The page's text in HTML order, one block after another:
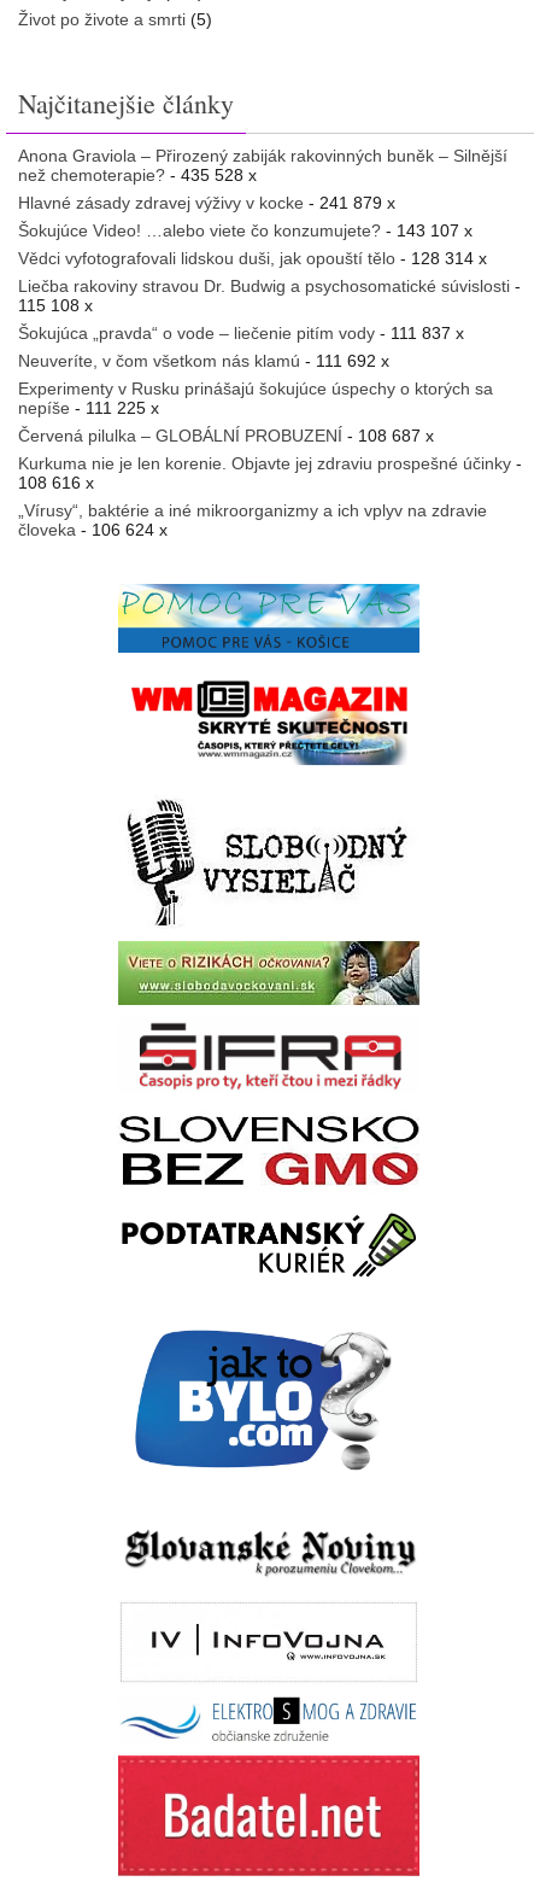
Život po živote a smrti (5)
Najčitanejšie články
Anona Graviola – Přirozený zabiják rakovinných buněk – Silnější
než chemoterapie? - 435 528 x
Hlavné zásady zdravej výživy v kocke - 241 879 x
Šokujúce Video! …alebo viete čo konzumujete? - 143 107 x
Vědci vyfotografovali lidskou duši, jak opouští tělo - 128 314 x
Liečba rakoviny stravou Dr. Budwig a psychosomatické súvislosti -
115 108 x
Šokujúca „pravda“ o vode – liečenie pitím vody - 111 837 x
Neuveríte, v čom všetkom nás klamú - 111 692 x
Experimenty v Rusku prinášajú šokujúce úspechy o ktorých sa
nepíše - 111 225 x
Červená pilulka – GLOBÁLNÍ PROBUZENÍ - 108 687 x
Kurkuma nie je len korenie. Objavte jej zdraviu prospešné účinky -
108 616 x
„Vírusy“, baktérie a iné mikroorganizmy a ich vplyv na zdravie
človeka - 106 624 x